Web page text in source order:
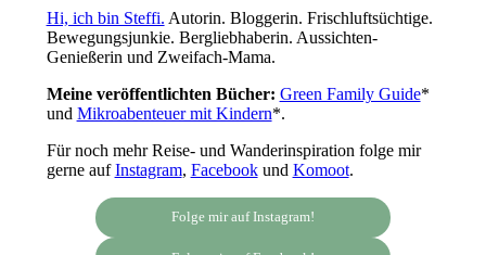
Hi, ich bin Steffi. Autorin. Bloggerin. Frischluftsüchtige.
Bewegungsjunkie. Bergliebhaberin. Aussichten-
Genießerin und Zweifach-Mama.
Meine veröffentlichten Bücher: Green Family Guide*
und Mikroabenteuer mit Kindern*.
Für noch mehr Reise- und Wanderinspiration folge mir
gerne aufInstagram, Facebookund Komoot.
Folge mir auf Instagram!